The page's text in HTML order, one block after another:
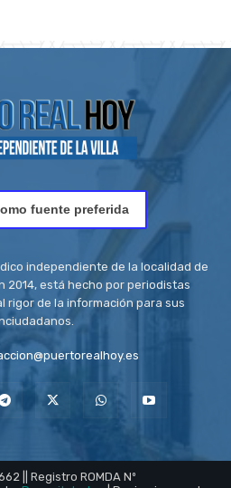
fuente preferida
independiente de la localidad de
2014, está hecho por periodistas
rigor de la información para sus
|| Registro ROMDA Nº